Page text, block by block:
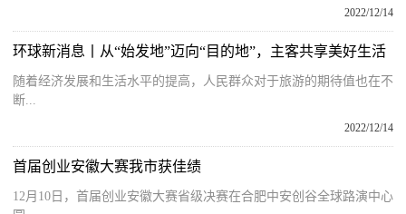
2022/12/14
环球新消息丨从“始发地”迈向“目的地”，主客共享美好生活
随着经济发展和生活水平的提高，人民群众对于旅游的期待值也在不
断...
2022/12/14
首届创业安徽大赛我市获佳绩
12月10日，首届创业安徽大赛省级决赛在合肥中安创谷全球路演中心